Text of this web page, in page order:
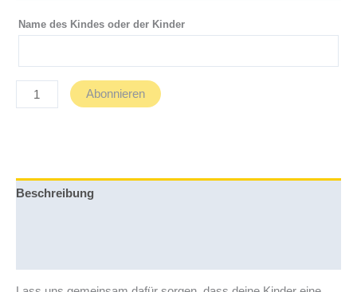
Name des Kindes oder der Kinder
Abenteuer-
Post
Abo
Abonnieren
Beschreibung